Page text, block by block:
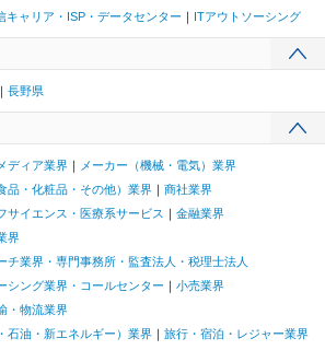
キャリア・ISP・データセンター ITアウトソーシング
長野県
ディア業界
メーカー（機械・電気）業界
品・化粧品・その他）業界
商社業界
サイエンス・医療系サービス
金融業界
界
チ業界・専門事務所・監査法人・税理士法人
シング業界・コールセンター
小売業界
・物流業界
石油・新エネルギー）業界
旅行・宿泊・レジャー業界